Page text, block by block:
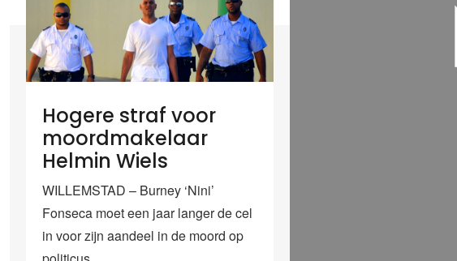
Hogere straf voor
moordmakelaar
Helmin Wiels
WILLEMSTAD – Burney ‘Nini’
Fonseca moet een jaar langer de cel
in voor zijn aandeel in de moord op